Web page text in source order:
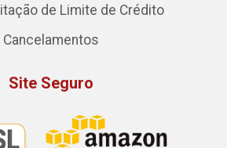
de Limite de Crédito
Cancelamentos
Site Seguro